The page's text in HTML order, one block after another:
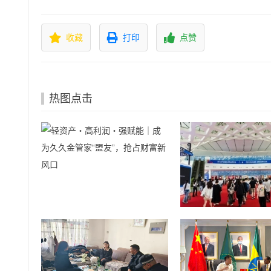
收藏 打印 点赞
热图点击